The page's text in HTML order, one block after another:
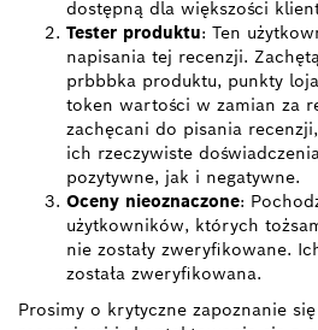
dostępną dla większości
Tester produktu: Ten
napisania tej recenzji.
prbbbka produktu, punkty
token wartości w zamian za
zachęcani do pisania
ich rzeczywiste
pozytywne, jak i negatywne.
Oceny nieoznaczone:
użytkowników, których
nie zostały zweryfikowane.
została zweryfikowana.
Prosimy o krytyczne zapoznanie